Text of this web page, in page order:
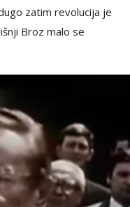
zatim revolucija je
Broz malo se